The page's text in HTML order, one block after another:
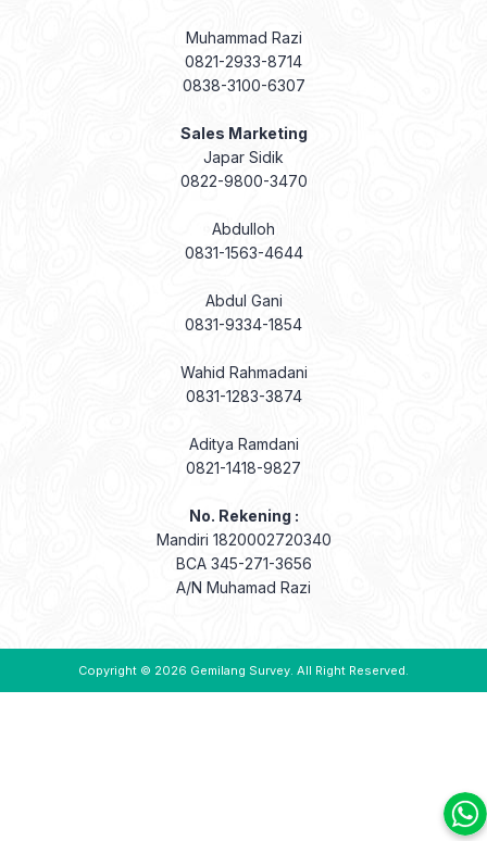
Muhammad Razi
0821-2933-8714
0838-3100-6307
Sales Marketing
Japar Sidik
0822-9800-3470
Abdulloh
0831-1563-4644
Abdul Gani
0831-9334-1854
Wahid Rahmadani
0831-1283-3874
Aditya Ramdani
0821-1418-9827
No. Rekening :
Mandiri 1820002720340
BCA 345-271-3656
A/N Muhamad Razi
Copyright © 2026 Gemilang Survey. All Right Reserved.